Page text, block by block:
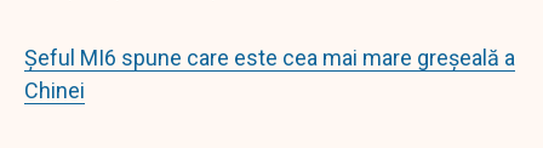
Șeful MI6 spune care este cea mai mare greșeală a
Chinei